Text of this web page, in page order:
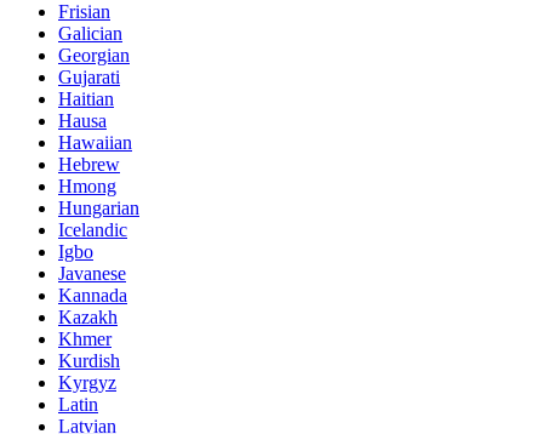
Frisian
Galician
Georgian
Gujarati
Haitian
Hausa
Hawaiian
Hebrew
Hmong
Hungarian
Icelandic
Igbo
Javanese
Kannada
Kazakh
Khmer
Kurdish
Kyrgyz
Latin
Latvian